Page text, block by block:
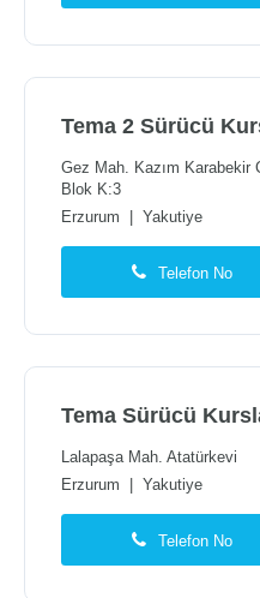
Tema 2 Sürücü
Gez Mah. Kazım Karabekir
Blok K:3
Erzurum
Yakutiye
Telefon No
Lalapaşa Mah. Atatürkevi
Erzurum
Yakutiye
Telefon No